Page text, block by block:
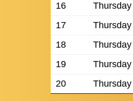
16
Thursday
17
Thursday
18
Thursday
19
Thursday
20
Thursday